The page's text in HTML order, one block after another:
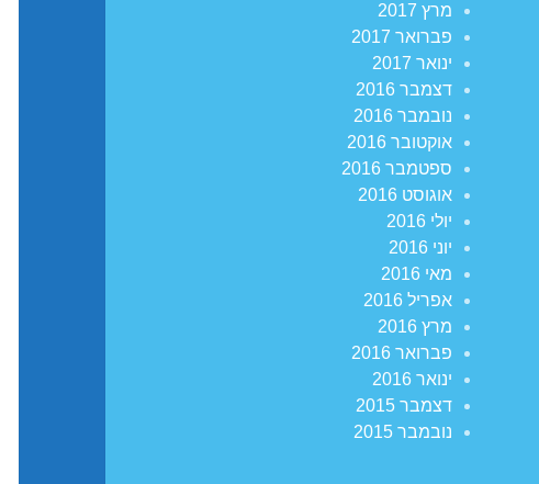
מרץ 2017
פברואר 2017
ינואר 2017
דצמבר 2016
נובמבר 2016
אוקטובר 2016
ספטמבר 2016
אוגוסט 2016
יולי 2016
יוני 2016
מאי 2016
אפריל 2016
מרץ 2016
פברואר 2016
ינואר 2016
דצמבר 2015
נובמבר 2015